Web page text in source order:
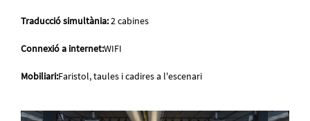
Traducció simultània:2 cabines
Connexió a internet:WIFI
Mobiliari:Faristol, taules i cadires a l'escenari